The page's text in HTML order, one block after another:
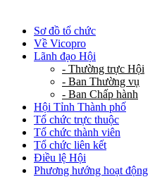
Sơ đồ tổ chức
Về Vicopro
Lãnh đạo Hội
- Thường trực Hội
- Ban Thường vụ
- Ban Chấp hành
Hội Tỉnh Thành phố
Tổ chức trực thuộc
Tổ chức thành viên
Tổ chức liên kết
Điều lệ Hội
Phương hướng hoạt động